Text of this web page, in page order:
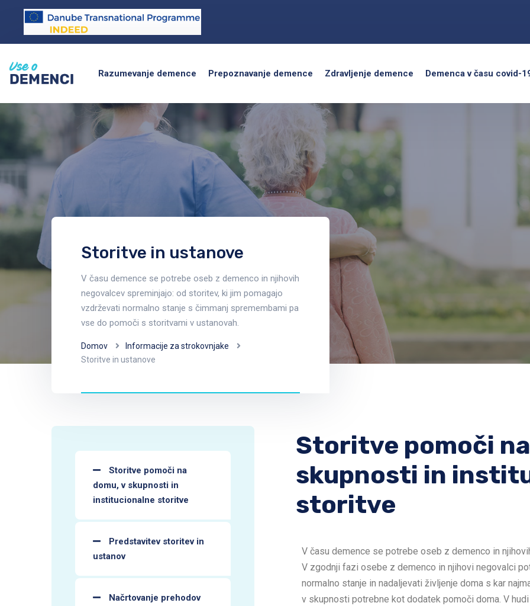
Razumevanje demence Prepoznavanje demence Zdravljenje demence Demenca v času covid-
Storitve in ustanove
V času demence se potrebe oseb z demenco in njihovih
negovalcev spreminjajo: od storitev, ki jim pomagajo
vzdrževati normalno stanje s čimmanj spremembami pa
vse do pomoči s storitvami v ustanovah.
Domov
Informacije za strokovnjake
Storitve in ustanove
Storitve pomoči
skupnosti in
storitve
V času demence se potrebe oseb z demenco in
V zgodnji fazi osebe z demenco in njihovi negovalci
normalno stanje in nadaljevati življenje doma s kar
v skupnosti potrebne kot dodatek pomoči doma. V
Storitve pomoči na
domu, v skupnosti in
institucionalne storitve
Predstavitev storitev in
ustanov
Načrtovanje prehodov